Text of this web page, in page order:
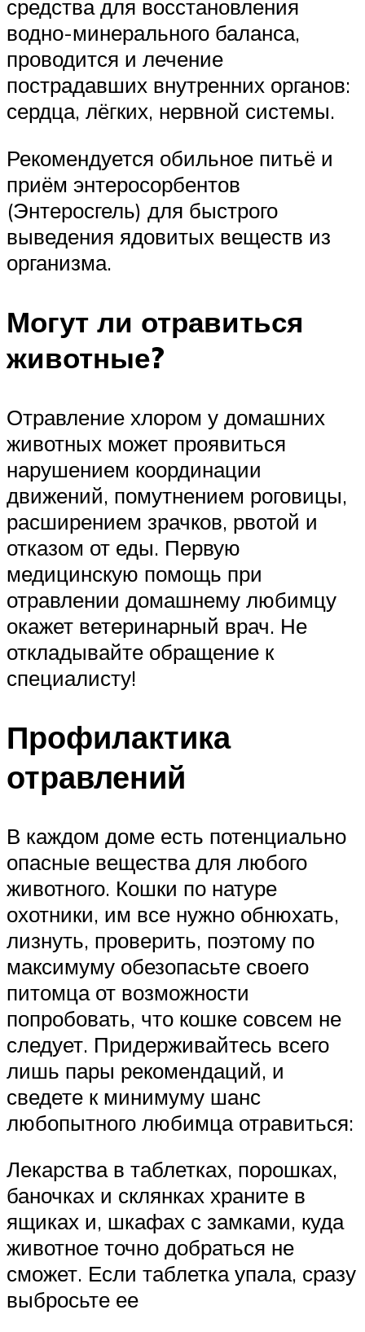
средства для восстановления
водно-минерального баланса,
проводится и лечение
пострадавших внутренних органов:
сердца, лёгких, нервной системы.
Рекомендуется обильное питьё и
приём энтеросорбентов
(Энтеросгель) для быстрого
выведения ядовитых веществ из
организма.
Могут ли отравиться
животные?
Отравление хлором у домашних
животных может проявиться
нарушением координации
движений, помутнением роговицы,
расширением зрачков, рвотой и
отказом от еды. Первую
медицинскую помощь при
отравлении домашнему любимцу
окажет ветеринарный врач. Не
откладывайте обращение к
специалисту!
Профилактика
отравлений
В каждом доме есть потенциально
опасные вещества для любого
животного. Кошки по натуре
охотники, им все нужно обнюхать,
лизнуть, проверить, поэтому по
максимуму обезопасьте своего
питомца от возможности
попробовать, что кошке совсем не
следует. Придерживайтесь всего
лишь пары рекомендаций, и
сведете к минимуму шанс
любопытного любимца отравиться:
Лекарства в таблетках, порошках,
баночках и склянках храните в
ящиках и, шкафах с замками, куда
животное точно добраться не
сможет. Если таблетка упала, сразу
выбросьте ее